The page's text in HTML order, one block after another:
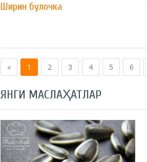
Ширин булочка
« 1 2 3 4 5 6
ЯНГИ МАСЛАҲАТЛАР